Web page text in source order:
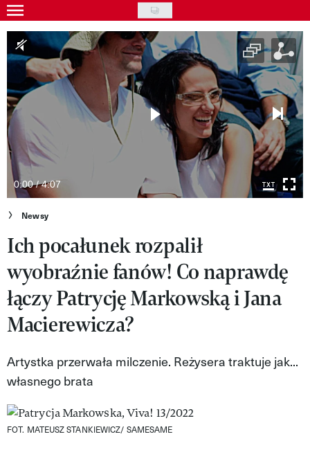
Skip
to
main
content
Gwiazdy
Ludzie
Moda
Uroda
Styl życia
Kultura
Wideo
Nasze akcje
VIVA!ART
VIVA!MODA
VIVA!LIFESTYLE
VIVA!MAN
VIVA!PEOPLE POWER
VIVA!ITAKA
0:00 / 4:07
Newsy
Ich pocałunek rozpalił
wyobraźnie fanów! Co naprawdę
łączy Patrycję Markowską i Jana
Macierewicza?
Artystka przerwała milczenie. Reżysera traktuje jak...
własnego brata
FOT. MATEUSZ STANKIEWICZ/ SAMESAME